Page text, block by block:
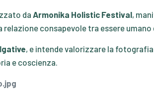
daArmonika Holistic Festival,
consapevole tra essere umano
, e intende valorizzare la
e coscienza.